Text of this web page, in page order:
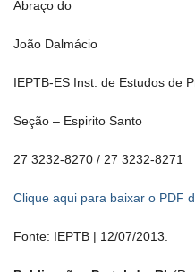
Abraço do
João Dalmácio
IEPTB-ES Inst. de Estudos de
Seção – Espirito Santo
27 3232-8270 / 27 3232-8271
Clique aqui para baixar o PDF
Fonte: IEPTB | 12/07/2013.